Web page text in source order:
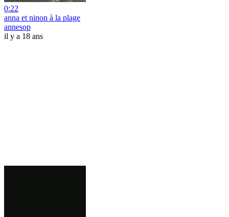
0:22
anna et ninon à la plage
annesop
il y a 18 ans